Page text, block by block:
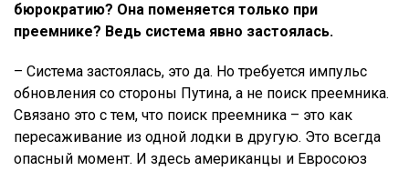
бюрократию? Она поменяется только при
преемнике? Ведь система явно застоялась.
– Система застоялась, это да. Но требуется импульс
обновления со стороны Путина, а не поиск преемника.
Связано это с тем, что поиск преемника – это как
пересаживание из одной лодки в другую. Это всегда
опасный момент. И здесь американцы и Евросоюз